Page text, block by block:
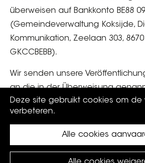
überweisen auf Bankkonto BE88
(Gemeindeverwaltung Koksijde,
Kommunikation, Zeelaan 303,
GKCCBEBB).
Wir senden unsere
an die in der Überweisung
Vielen Dank.
Deze site gebruikt cookies om de
verbeteren.
Alle cookies